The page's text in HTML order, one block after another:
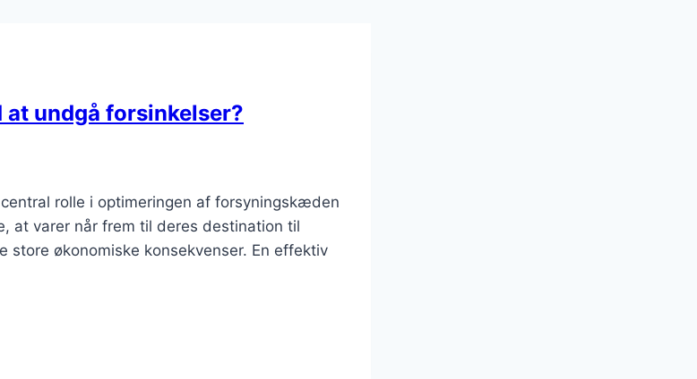
undgå forsinkelser?
rolle i optimeringen af forsyningskæden
at varer når frem til deres destination til
økonomiske konsekvenser. En effektiv